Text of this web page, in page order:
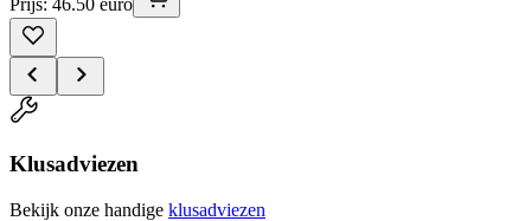
Prijs: 46.50 euro
Klusadviezen
Bekijk onze handige klusadviezen